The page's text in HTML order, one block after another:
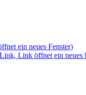
ein neues Fenster)
Link öffnet ein neues